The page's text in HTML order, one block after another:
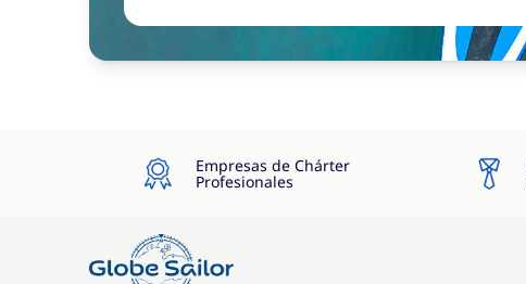
Empresas de Chárter
Profesionales